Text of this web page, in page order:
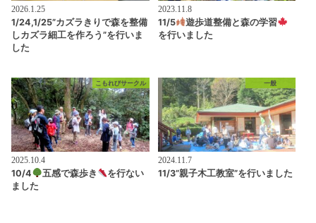
2026.1.25
1/24,1/25”カズラきりで森を整備
しカズラ細工を作ろう”を行いま
した
2023.11.8
11/5
遊歩道整備と森の学習
を行いました
こもれびサークル
2025.10.4
10/4 五感で森歩き
を行ない
ました
一般
2024.11.7
11/3”親子木工教室”を行いました